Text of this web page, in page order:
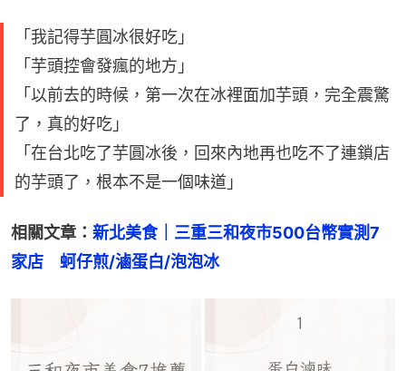
「我記得芋圓冰很好吃」
「芋頭控會發瘋的地方」
「以前去的時候，第一次在冰裡面加芋頭，完全震驚
了，真的好吃」
「在台北吃了芋圓冰後，回來內地再也吃不了連鎖店
的芋頭了，根本不是一個味道」
相關文章： 新北美食｜三重三和夜市500台幣實測7
家店　蚵仔煎/滷蛋白/泡泡冰